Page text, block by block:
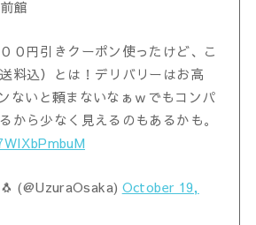
館
０円引きクーポン使ったけど、こ
料込）とは！デリバリーはお高
ないと頼まないなぁｗでもコンパ
から少なく見えるのもあるかも。
(@UzuraOsaka) October 19,